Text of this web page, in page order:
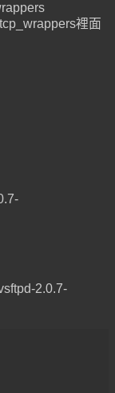
裡面
2.0.7-